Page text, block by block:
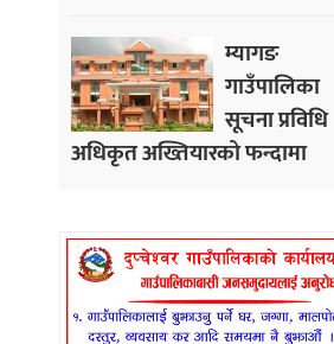
म्यागङ
गाउँपालिका
सूचना प्रविधि
अधिकृत अख्तियारको फन्दामा